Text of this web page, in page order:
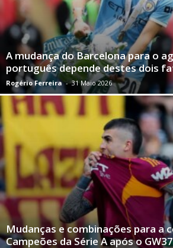
A mudança do Barcelona para o
português depende destes dois
Rogério Ferreira - 31 Maio 2026
Mudanças e combinações para a
Campeões da Série A após o GW37